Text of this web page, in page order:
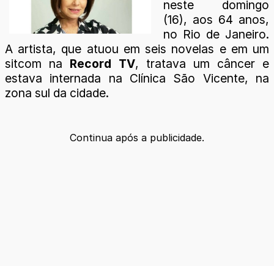
neste domingo
(16), aos 64 anos,
no Rio de Janeiro.
A artista, que atuou em seis novelas e em um
sitcom na Record TV, tratava um câncer e
estava internada na Clínica São Vicente, na
zona sul da cidade.
Continua após a publicidade.